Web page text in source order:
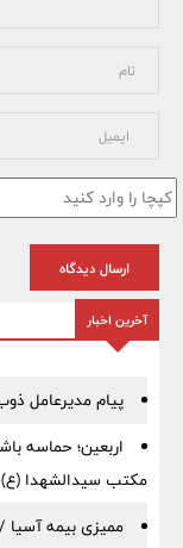
ارسال دیدگاه
آخرین اخبار
پیام مدیرعامل
اربعین؛ حماسه
مکتب سیدالشهدا (ع)
ممیزی بیمه آسیا